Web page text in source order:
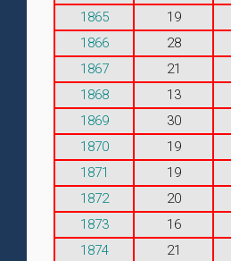
1865
19
1866
28
1867
21
1868
13
1869
30
1870
19
1871
19
1872
20
1873
16
1874
21